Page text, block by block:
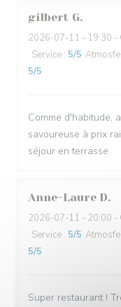
gilbert G
2026-07-11 - 19:30 -
Service : 5/5
5/5
Comme d'habitude,
savoureuse à prix
séjour en terrasse.
Anne-Laure D
2026-07-11 - 20:00 -
Service : 5/5
5/5
Super restaurant !